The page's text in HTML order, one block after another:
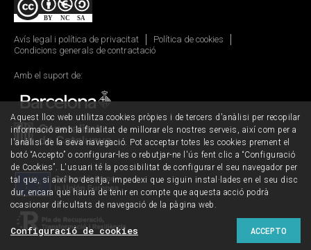
Avís legal i política de privacitat
Política de cookies
Condicions generals de contractació
Amb el suport de:
Aquest lloc web utilitza cookies pròpies i de tercers d'anàlisi per recopilar
informació amb la finalitat de millorar els nostres serveis, així com per a
l'anàlisi de la seva navegació. Pot acceptar totes les cookies prement el
botó “Accepto” o configurar-les o rebutjar-ne l'ús fent clic a “Configuració
de Cookies”. L'usuari té la possibilitat de configurar el seu navegador per
tal que, si així ho desitja, impedexi que siguin instal·lades en el seu disc
dur, encara que haurà de tenir en compte que aquesta acció podrà
ocasionar dificultats de navegació de la pàgina web.
ACCEPTO
Configuració de cookies